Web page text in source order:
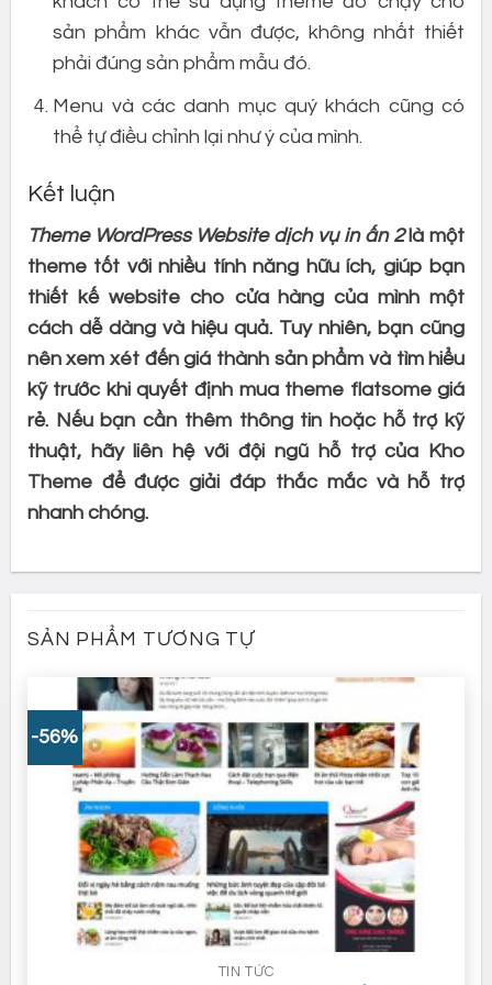
sản phẩm khác vẫn được, không nhất thiết
phải đúng sản phẩm mẫu đó.
Menu và các danh mục quý khách cũng có
thể tự điều chỉnh lại như ý của mình.
Kết luận
Theme WordPress Website dịch vụ in ấn 2 là một
theme tốt với nhiều tính năng hữu ích, giúp bạn
thiết kế website cho cửa hàng của mình một
cách dễ dàng và hiệu quả. Tuy nhiên, bạn cũng
nên xem xét đến giá thành sản phẩm và tìm hiểu
kỹ trước khi quyết định mua theme flatsome giá
rẻ. Nếu bạn cần thêm thông tin hoặc hỗ trợ kỹ
thuật, hãy liên hệ với đội ngũ hỗ trợ của Kho
Theme để được giải đáp thắc mắc và hỗ trợ
nhanh chóng.
SẢN PHẨM TƯƠNG TỰ
-56%
TIN TỨC